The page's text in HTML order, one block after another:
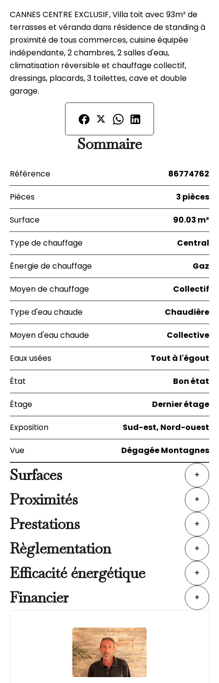
CANNES CENTRE EXCLUSIF, Villa toit avec 93m² de
terrasses et véranda dans résidence de standing à
proximité de tous commerces, cuisine équipée
indépendante, 2 chambres, 2 salles d'eau,
climatisation réversible et chauffage collectif,
dressings, placards, 3 toilettes, cave et double
garage.
Sommaire
Référence 86774762
Pièces 3 pièces
Surface 90.03 m²
Type de chauffage Central
Énergie de chauffage Gaz
Moyen de chauffage Collectif
Type d'eau chaude Chaudière
Moyen d'eau chaude Collective
Eaux usées Tout à l'égout
État Bon état
Étage Dernier étage
Exposition Sud-est, Nord-ouest
Vue Dégagée Montagnes
Surfaces +
Proximités +
Prestations +
Règlementation +
Efficacité énergétique +
Financier +